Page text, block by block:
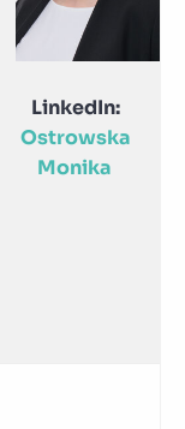
LinkedIn:
Ostrowska
Monika